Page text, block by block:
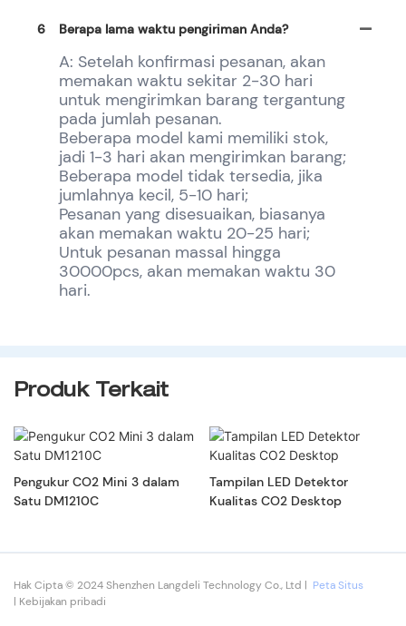
6 Berapa lama waktu pengiriman Anda?
A: Setelah konfirmasi pesanan, akan
memakan waktu sekitar 2-30 hari
untuk mengirimkan barang tergantung
pada jumlah pesanan.
Beberapa model kami memiliki stok,
jadi 1-3 hari akan mengirimkan barang;
Beberapa model tidak tersedia, jika
jumlahnya kecil, 5-10 hari;
Pesanan yang disesuaikan, biasanya
akan memakan waktu 20-25 hari;
Untuk pesanan massal hingga
30000pcs, akan memakan waktu 30
hari.
Produk Terkait
Pengukur CO2 Mini 3 dalam
Satu DM1210C
Tampilan LED Detektor
Kualitas CO2 Desktop
Hak Cipta © 2024 Shenzhen Langdeli Technology Co., Ltd | Peta Situs
| Kebijakan pribadi